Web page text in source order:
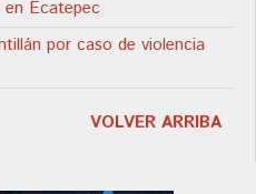
Ecatepec
por caso de violencia
VOLVER ARRIBA